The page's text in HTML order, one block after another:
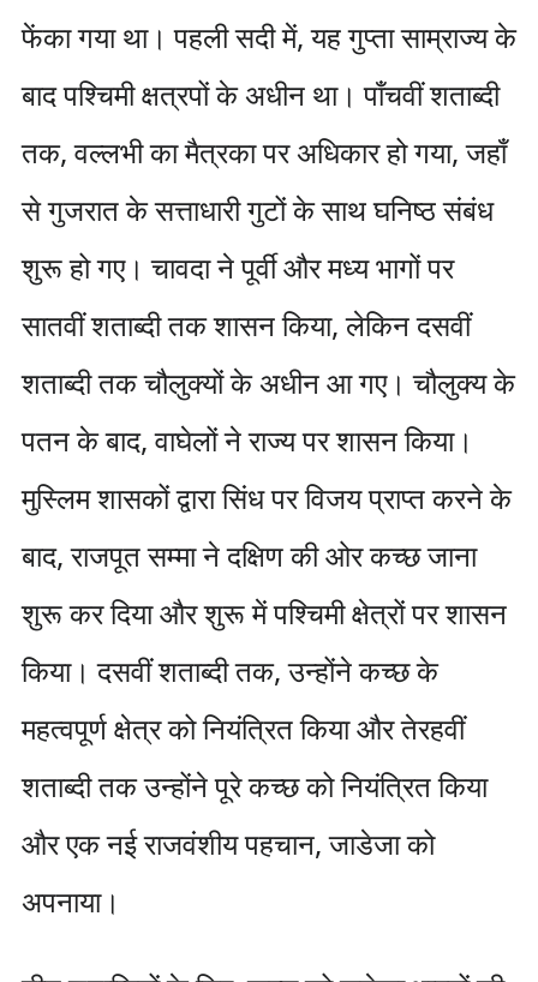
फेंका गया था। पहली सदी में, यह गुप्ता साम्राज्य के
बाद पश्चिमी क्षत्रपों के अधीन था। पाँचवीं शताब्दी
तक, वल्लभी का मैत्रका पर अधिकार हो गया, जहाँ
से गुजरात के सत्ताधारी गुटों के साथ घनिष्ठ संबंध
शुरू हो गए। चावदा ने पूर्वी और मध्य भागों पर
सातवीं शताब्दी तक शासन किया, लेकिन दसवीं
शताब्दी तक चौलुक्यों के अधीन आ गए। चौलुक्य के
पतन के बाद, वाघेलों ने राज्य पर शासन किया।
मुस्लिम शासकों द्वारा सिंध पर विजय प्राप्त करने के
बाद, राजपूत सम्मा ने दक्षिण की ओर कच्छ जाना
शुरू कर दिया और शुरू में पश्चिमी क्षेत्रों पर शासन
किया। दसवीं शताब्दी तक, उन्होंने कच्छ के
महत्वपूर्ण क्षेत्र को नियंत्रित किया और तेरहवीं
शताब्दी तक उन्होंने पूरे कच्छ को नियंत्रित किया
और एक नई राजवंशीय पहचान, जाडेजा को
अपनाया।